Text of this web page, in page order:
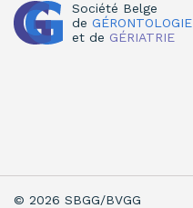
Société Belge
de GÉRONTOLOGIE
et de GÉRIATRIE
© 2026 SBGG/BVGG